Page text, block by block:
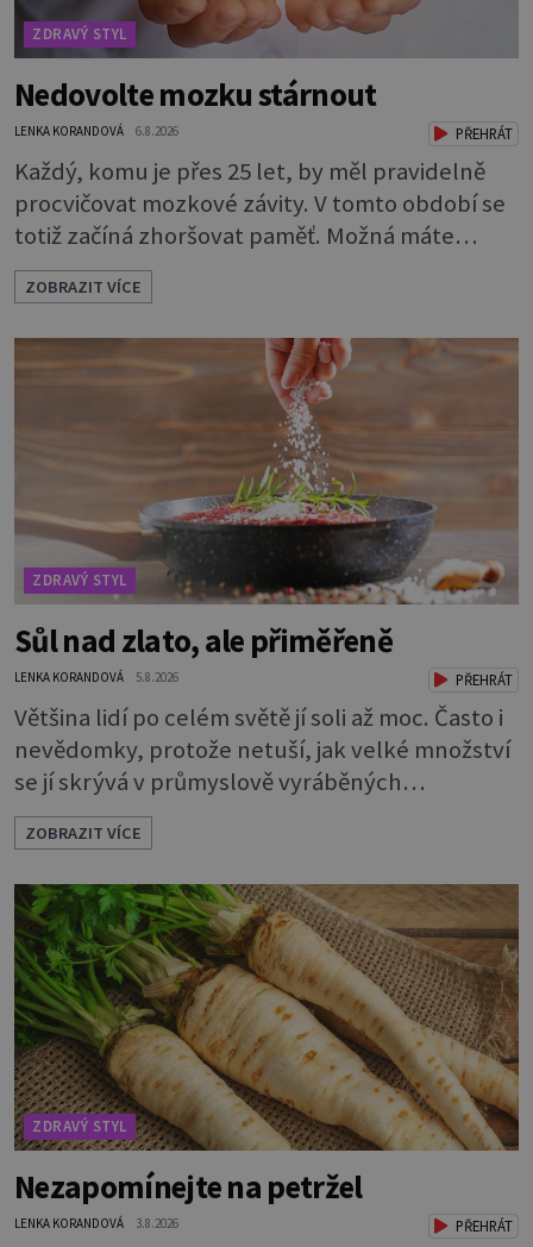
ZDRAVÝ STYL
Nedovolte mozku stárnout
LENKA KORANDOVÁ 6.8.2026 PŘEHRÁT
Každý, komu je přes 25 let, by měl pravidelně
procvičovat mozkové závity. V tomto období se
totiž začíná zhoršovat paměť. Možná máte
problém vzpomenout si na jméno kolegy z
práce. Nebo marně v paměti lovíte název
knížky, kterou jste nedávno přečetli. Je to
opravdu tak, s věkem jako kdyby se paměť
Procvičujte mozkové závity. Není to nijak slož
ZOBRAZIT VÍCE
ZDRAVÝ STYL
Sůl nad zlato, ale přiměřeně
LENKA KORANDOVÁ 5.8.2026 PŘEHRÁT
Většina lidí po celém světě jí soli až moc. Často i
nevědomky, protože netuší, jak velké množství
se jí skrývá v průmyslově vyráběných
potravinách, dokonce i těch sladkých. Sůl je
zdravá Ale v ani ne třetinovém množství, než je
pro většinu populace běžné. Její základní
složky– sodík a chlór – jsou zásadní pro správné
hospodaření organismu s tekutinami. Pomáhají
totiž udrž
ZOBRAZIT VÍCE
ZDRAVÝ STYL
Nezapomínejte na petržel
LENKA KORANDOVÁ 3.8.2026 PŘEHRÁT